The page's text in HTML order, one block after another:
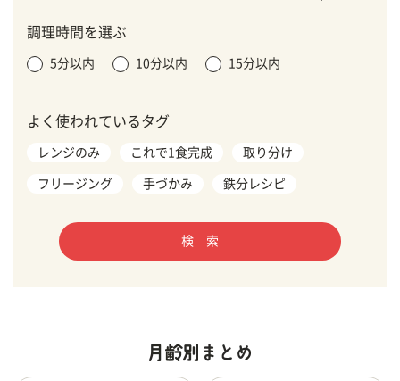
調理時間を選ぶ
5分以内 10分以内 15分以内
よく使われているタグ
レンジのみ これで1食完成 取り分け
フリージング 手づかみ 鉄分レシピ
検 索